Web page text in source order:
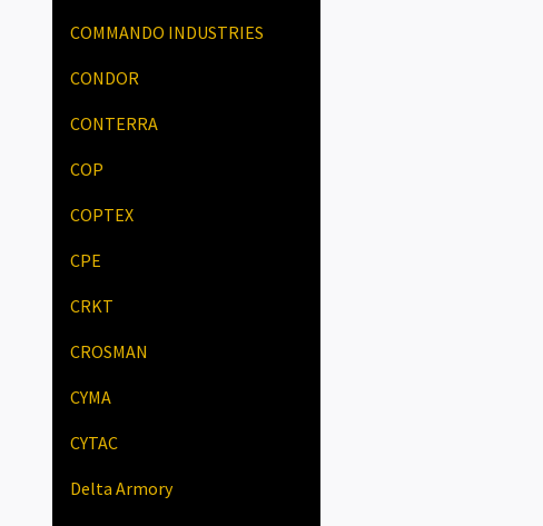
COMMANDO INDUSTRIES
CONDOR
CONTERRA
COP
COPTEX
CPE
CRKT
CROSMAN
CYMA
CYTAC
Delta Armory